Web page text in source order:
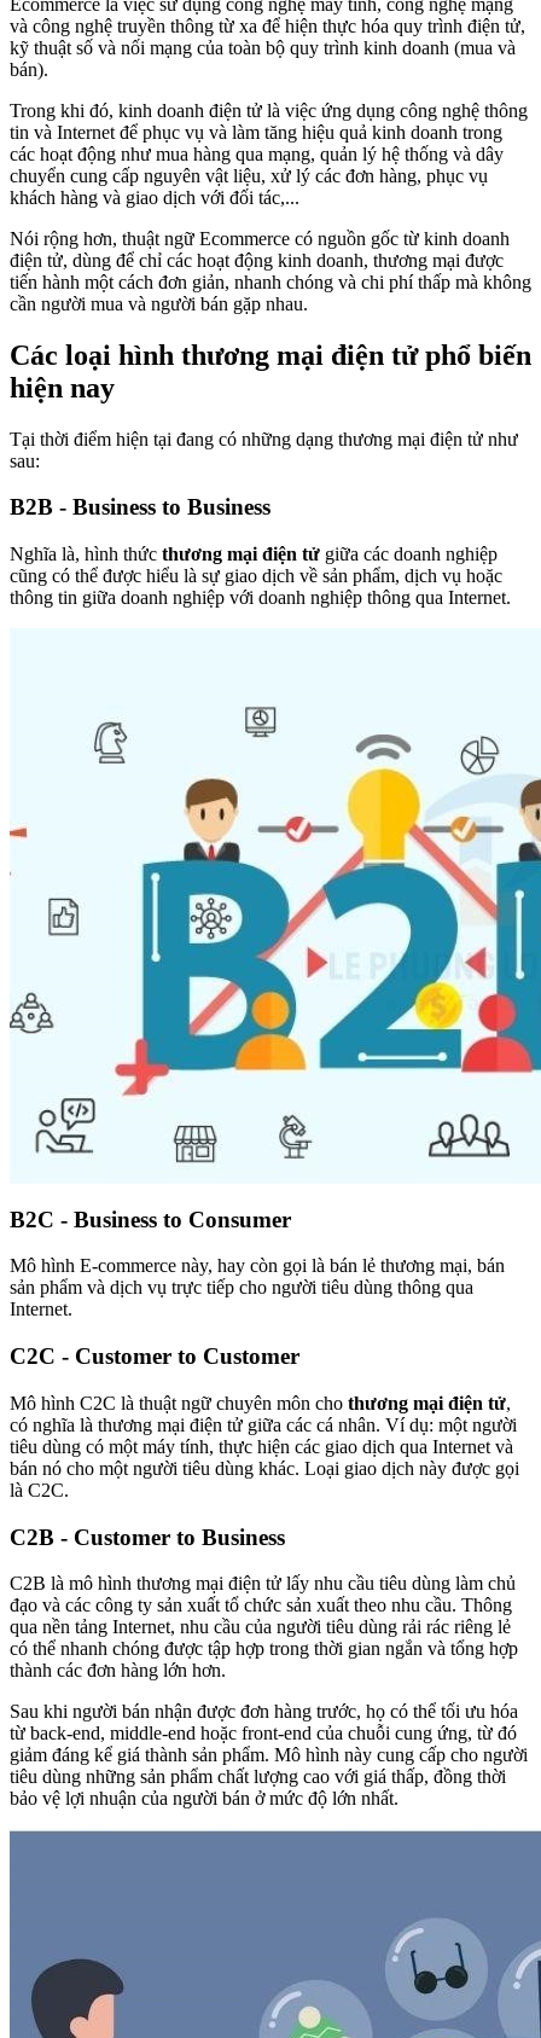
và công nghệ truyền thông từ xa để hiện thực hóa quy trình điện tử,
kỹ thuật số và nối mạng của toàn bộ quy trình kinh doanh (mua và
bán).
Trong khi đó, kinh doanh điện tử là việc ứng dụng công nghệ thông
tin và Internet để phục vụ và làm tăng hiệu quả kinh doanh trong
các hoạt động như mua hàng qua mạng, quản lý hệ thống và dây
chuyển cung cấp nguyên vật liệu, xử lý các đơn hàng, phục vụ
khách hàng và giao dịch với đối tác,...
Nói rộng hơn, thuật ngữ Ecommerce có nguồn gốc từ kinh doanh
điện tử, dùng để chỉ các hoạt động kinh doanh, thương mại được
tiến hành một cách đơn giản, nhanh chóng và chi phí thấp mà không
cần người mua và người bán gặp nhau.
Các loại hình thương mại điện tử phổ biến
hiện nay
Tại thời điểm hiện tại đang có những dạng thương mại điện tử như
sau:
B2B - Business to Business
Nghĩa là, hình thức thương mại điện tử giữa các doanh nghiệp
cũng có thể được hiểu là sự giao dịch về sản phẩm, dịch vụ hoặc
thông tin giữa doanh nghiệp với doanh nghiệp thông qua Internet.
B2C - Business to Consumer
Mô hình E-commerce này, hay còn gọi là bán lẻ thương mại, bán
sản phẩm và dịch vụ trực tiếp cho người tiêu dùng thông qua
Internet.
C2C - Customer to Customer
Mô hình C2C là thuật ngữ chuyên môn cho thương mại điện tử,
có nghĩa là thương mại điện tử giữa các cá nhân. Ví dụ: một người
tiêu dùng có một máy tính, thực hiện các giao dịch qua Internet và
bán nó cho một người tiêu dùng khác. Loại giao dịch này được gọi
là C2C.
C2B - Customer to Business
C2B là mô hình thương mại điện tử lấy nhu cầu tiêu dùng làm chủ
đạo và các công ty sản xuất tổ chức sản xuất theo nhu cầu. Thông
qua nền tảng Internet, nhu cầu của người tiêu dùng rải rác riêng lẻ
có thể nhanh chóng được tập hợp trong thời gian ngắn và tổng hợp
thành các đơn hàng lớn hơn.
Sau khi người bán nhận được đơn hàng trước, họ có thể tối ưu hóa
từ back-end, middle-end hoặc front-end của chuỗi cung ứng, từ đó
giảm đáng kể giá thành sản phẩm. Mô hình này cung cấp cho người
tiêu dùng những sản phẩm chất lượng cao với giá thấp, đồng thời
bảo vệ lợi nhuận của người bán ở mức độ lớn nhất.